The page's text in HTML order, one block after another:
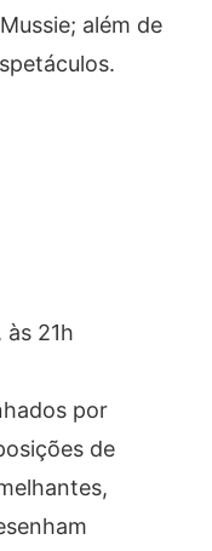
além de
21h
por
de